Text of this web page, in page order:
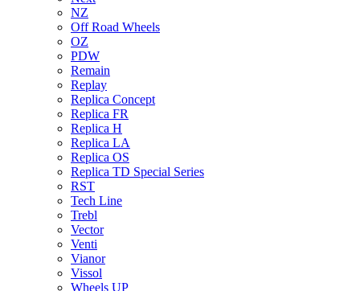
NZ
Off Road Wheels
OZ
PDW
Remain
Replay
Replica Concept
Replica FR
Replica H
Replica LA
Replica OS
Replica TD Special Series
RST
Tech Line
Trebl
Vector
Venti
Vianor
Vissol
Wheels UP